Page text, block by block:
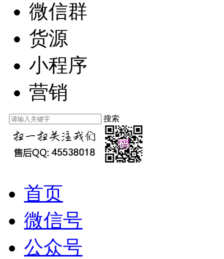
微信群
货源
小程序
营销
搜索
首页
微信号
公众号